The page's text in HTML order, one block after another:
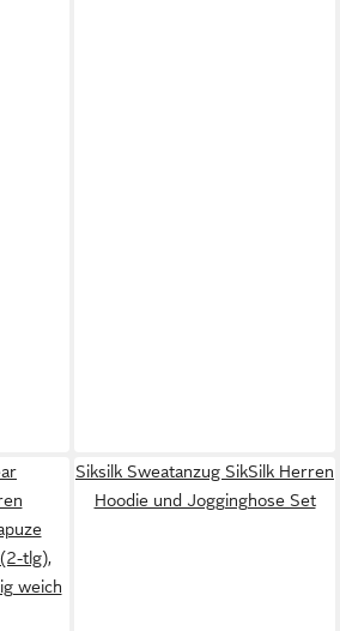
tlg),
weich
Siksilk Sweatanzug SikSilk Herren
Hoodie und Jogginghose Set